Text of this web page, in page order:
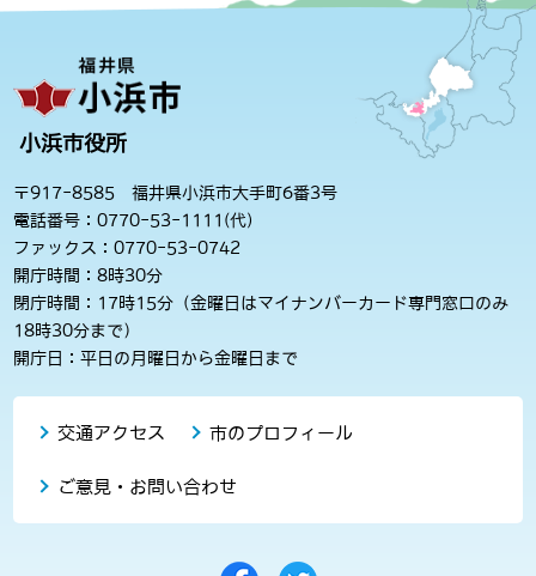
小浜市役所
〒917-8585 福井県小浜市大手町6番3号
電話番号：0770-53-1111(代)
ファックス：0770-53-0742
開庁時間：8時30分
閉庁時間：17時15分（金曜日はマイナンバーカード専門窓口のみ
18時30分まで）
開庁日：平日の月曜日から金曜日まで
交通アクセス 市のプロフィール
ご意見・お問い合わせ